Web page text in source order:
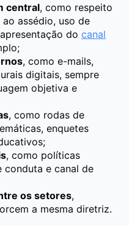
central, como respeito
assédio, uso de
do canal
, como e-mails,
digitais, sempre
objetiva e
, como rodas de
enquetes
, como políticas
conduta e canal de
os setores,
a mesma diretriz.